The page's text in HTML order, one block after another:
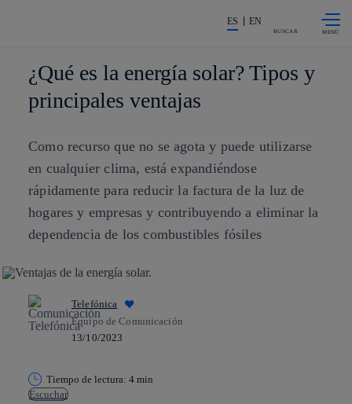
La acción en accionistas e
ES EN
BUSCAR
¿Qué es la energía solar? Tipos y
principales ventajas
Como recurso que no se agota y puede utilizarse
en cualquier clima, está expandiéndose
rápidamente para reducir la factura de la luz de
hogares y empresas y contribuyendo a eliminar la
dependencia de los combustibles fósiles
Telefónica
Equipo de Comunicación
13/10/2023
Tiempo de lectura: 4 min
Escuchar